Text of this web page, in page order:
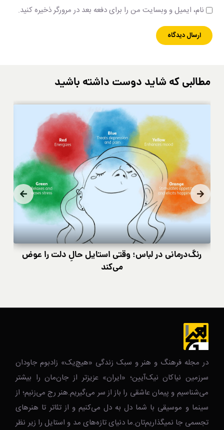
نام، ایمیل و وبسایت من را برای دفعه بعد در مرورگر ذخیره کنید.
مطالبی که شاید دوست داشته باشید
رنگ‌درمانی در لباس؛ وقتی استایل حالِ دلت را عوض
می‌کند
در مجله فرهنگ و هنر و سبک زندگی‌ «هیچ‌یک» زادبوم جاودان
سرزمین نیاکان نیک‌‌‌آیین؛ «ایران» عزیزتر از جان‌مان را بیشتر
می‌شناسیم و پیمان عاشقی را باز از سر می‌گیریم.هنر رج می‌زنیم؛ از
سینما و موسیقی با شما دل به دل می‌کنیم و از تئاتر تا هنرهای
تجسمی جا نمیگذاریم‌تان.ما دنیای تازه‌های مد و استایل را زیر نظر